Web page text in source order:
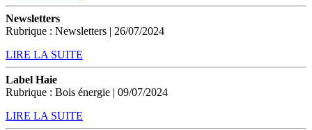
Newsletters
Rubrique : Newsletters | 26/07/2024
LIRE LA SUITE
Label Haie
Rubrique : Bois énergie | 09/07/2024
LIRE LA SUITE